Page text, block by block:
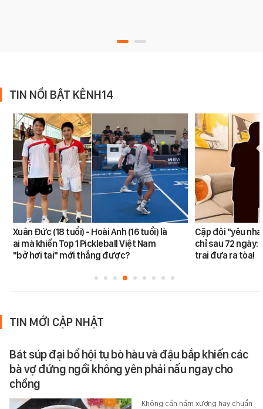
TIN NỔI BẬT KÊNH14
Xuân Đức (18 tuổi) - Hoài Anh (16 tuổi) là
ai mà khiến Top 1 Pickleball Việt Nam
"bở hơi tai" mới thắng được?
Cặp đôi "yêu
chỉ sau 72 ngày:
trai đưa ra tòa!
TIN MỚI CẬP NHẬT
Bát súp đại bổ hội tụ bò hàu và đậu bắp khiến các
bà vợ đứng ngồi không yên phải nấu ngay cho
chồng
Không cần hầm xương hay chuẩn